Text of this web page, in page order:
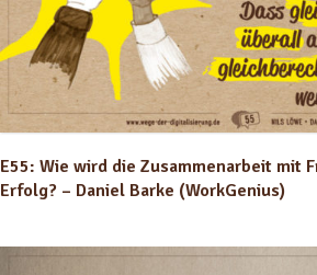
E55: Wie wird die Zusammenarbeit mit
Erfolg? – Daniel Barke (WorkGenius)